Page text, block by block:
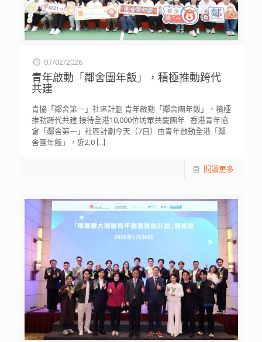
07/02/2026
青年啟動「鄰舍團年飯」，積極推動跨代
共建
青協「鄰舍第一」社區計劃 青年啟動「鄰舍團年飯」，積極
推動跨代共建 接待全港10,000位坊眾共慶團年 香港青年協
會「鄰舍第一」社區計劃今天（7日）由青年啟動全港「鄰
舍團年飯」，近2,0[…]
閱讀更多